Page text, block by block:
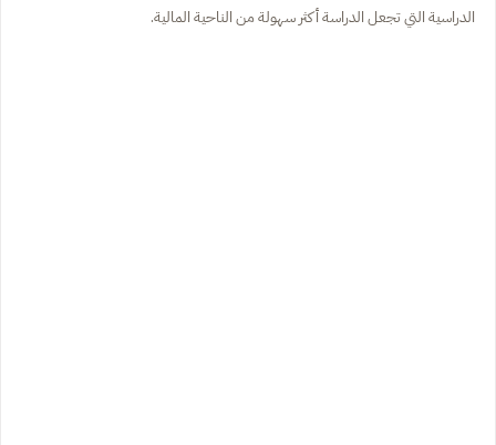
الدراسية التي تجعل الدراسة أكثر سهولة من الناحية المالية.